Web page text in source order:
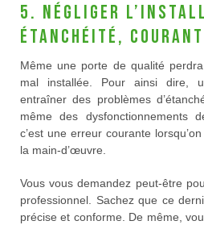
5. Négliger
étanchéité,
Même une porte de qualité
mal installée. Pour ainsi dire,
entraîner des problèmes
même des dysfonctionnements
c’est une erreur courante
la main-d’œuvre.
Vous vous demandez peut-être
professionnel. Sachez que ce
précise et conforme. De même,